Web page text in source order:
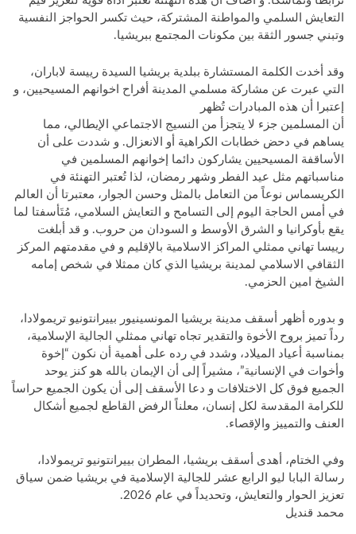
التعايش السلمي والمواطنة المشتركة، حيث تكسر الحواجز النفسية
وتبني جسور الثقة بين مكونات المجتمع ببريشيا.
وقد أخدت الكلمة المستشارة ببلدية بريشيا السيدة رييسة لاباران،
التي عبرت عن مشاركة مسلمي المدينة أفراح اخوانهم المسيحيين، و
إعتبرا أن هذه المبادرات تُظهر
أن المسلمين جزء لا يتجزأ من النسيج الاجتماعي الإيطالي، مما
يساهم في دحض خطابات الكراهية أو الانعزال. و شددت على أن
الأساقفة المسيحيين يشاركون دائما إخوانهم المسلمين في
مناسباتهم مثل عيد الفطر وشهر رمضان، لذا تُعتبر التهنئة في
الكريسماس نوعاً من التعامل بالمثل وحسن الجوار، معتبرتا أن العالم
في أمس الحاجة اليوم إلى التسامح و التعايش السلامي، مُتَأسفتا لما
يقع بأوكرانيا و الشرق الأوسط و السودان من حروب. و قد أبلغت
رييسا تهاني ممثلي المراكز الاسلامية بالإقليم و في مقدمتهم المركز
الثقافي الاسلامي لمدينة بريشيا الذي كان ممثلا في شخص إمامه
الشيخ امين الحزمي.
و بدوره أظهر أسقف مدينة بريشيا المونسينيور بييرانتونيو تريمولادا،
رداً تميز بروح الأخوة والتقدير تجاه تهاني ممثلي الجالية الإسلامية،
بمناسبة أعياد الميلاد، وشدد في رده على أهمية أن نكون “إخوة
وأخوات في الإنسانية”، مشيراً إلى أن الإيمان بالله هو كنز يوحد
الجميع فوق كل الاختلافات و دعا الأسقف إلى أن يكون الجميع حراساً
للكرامة المقدسة لكل إنسان، معلناً الرفض القاطع لجميع أشكال
العنف والتمييز والإقصاء.
وفي الختام، أهدى أسقف بريشيا، المطران بييرانتونيو تريمولادا،
رسالة البابا ليو الرابع عشر للجالية الإسلامية في بريشيا ضمن سياق
تعزيز الحوار والتعايش، وتحديداً في عام 2026.
محمد قنديل